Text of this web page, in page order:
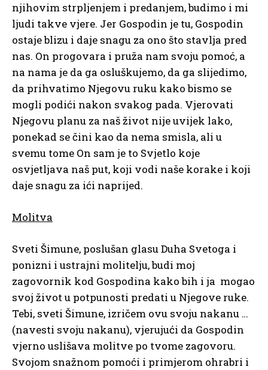
njihovim strpljenjem i predanjem, budimo i mi
ljudi takve vjere. Jer Gospodin je tu, Gospodin
ostaje blizu i daje snagu za ono što stavlja pred
nas. On progovara i pruža nam svoju pomoć, a
na nama je da ga osluškujemo, da ga slijedimo,
da prihvatimo Njegovu ruku kako bismo se
mogli podići nakon svakog pada. Vjerovati
Njegovu planu za naš život nije uvijek lako,
ponekad se čini kao da nema smisla, ali u
svemu tome On sam je to Svjetlo koje
osvjetljava naš put, koji vodi naše korake i koji
daje snagu za ići naprijed.
Molitva
Sveti Šimune, poslušan glasu Duha Svetoga i
ponizni i ustrajni molitelju, budi moj
zagovornik kod Gospodina kako bih i ja mogao
svoj život u potpunosti predati u Njegove ruke.
Tebi, sveti Šimune, izričem ovu svoju nakanu …
(navesti svoju nakanu), vjerujući da Gospodin
vjerno uslišava molitve po tvome zagovoru.
Svojom snažnom pomoći i primjerom ohrabri i